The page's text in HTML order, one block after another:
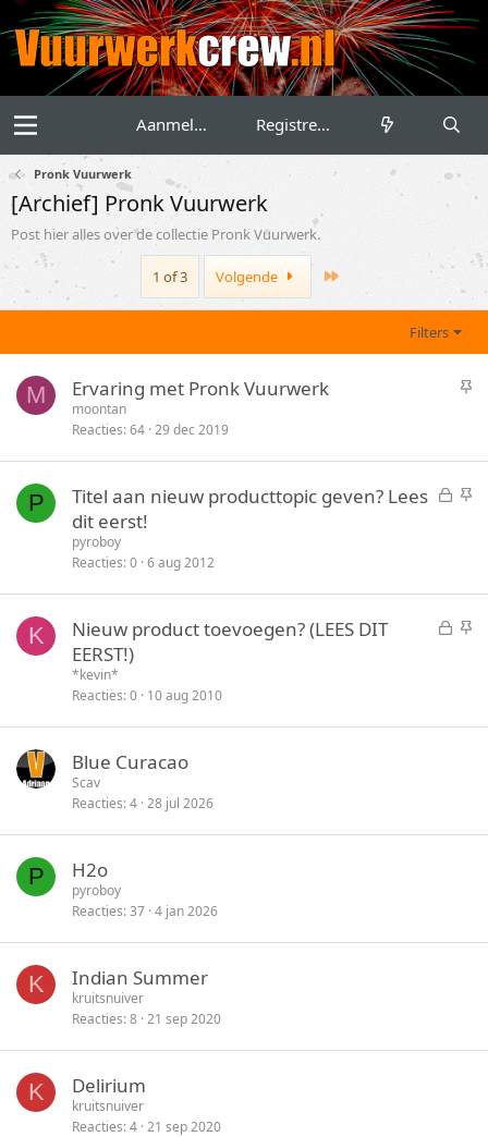
Aanmelden Registreren
Pronk Vuurwerk
[Archief] Pronk Vuurwerk
Post hier alles over de collectie Pronk Vuurwerk.
1 of 3 Volgende
Filters
M
S
y
Ervaring met Pronk Vuurwerk
moontan
Reacties 64 29 dec 2019
P
G
e
S
Titel aan nieuw producttopic geven? Lees
dit eerst!
pyroboy
Reacties 0 6 aug 2012
K
G S
Nieuw product toevoegen? (LEES DIT
EERST!)
*kevin*
Reacties 0 10 aug 2010
Blue Curacao
Scav
Reacties 4 28 jul 2026
P H2o
pyroboy
Reacties 37 4 jan 2026
K Indian Summer
kruitsnuiver
Reacties 8 21 sep 2020
K Delirium
kruitsnuiver
Reacties 4 21 sep 2020